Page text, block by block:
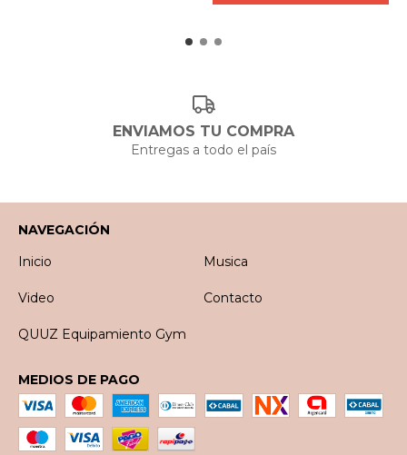
ENVIAMOS TU COMPRA
Entregas a todo el país
NAVEGACIÓN
Inicio
Musica
Video Contacto
QUUZ Equipamiento Gym
MEDIOS DE PAGO